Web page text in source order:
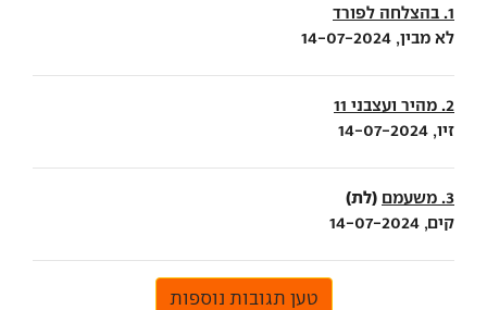
1. בהצלחה לפורד
לא מבין, 14-07-2024
2. מהיר ועצבני 11
זיו, 14-07-2024
3. משעמם (לת)
קים, 14-07-2024
טען תגובות נוספות